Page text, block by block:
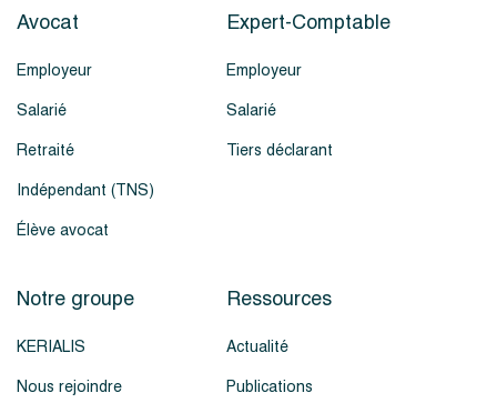
Avocat
Employeur
Salarié
Retraité
Indépendant (TNS)
Élève avocat
Expert-Comptable
Employeur
Salarié
Tiers déclarant
Notre groupe
KERIALIS
Nous rejoindre
Ressources
Actualité
Publications